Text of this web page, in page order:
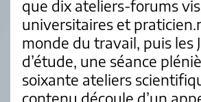
que dix ateliers-forums
universitaires et
monde du travail, puis les
d’étude, une séance
soixante ateliers